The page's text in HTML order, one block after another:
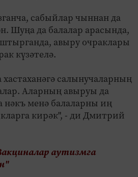
сабыйлар чыннан да
Шуңа да балалар арасында,
авыру очраклары
күзәтелә.
салынучаларның
Аларның авыруы да
нәкъ менә балаларны иң
кирәк", - ди Дмитрий
аутизмга